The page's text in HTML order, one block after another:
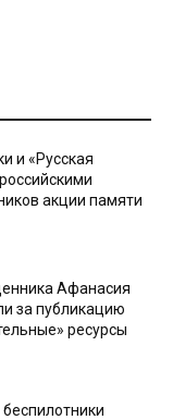
и «Русская
акции памяти
Афанасия
за публикацию
ресурсы